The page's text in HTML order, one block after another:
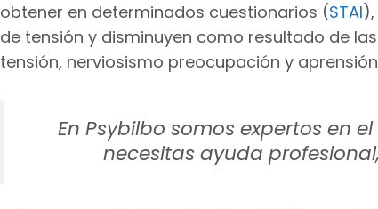
obtener en determinados cuestionarios (STAI
de tensión y disminuyen como resultado de
tensión, nerviosismo preocupación y
En Psybilbo somos expertos en el
necesitas ayuda